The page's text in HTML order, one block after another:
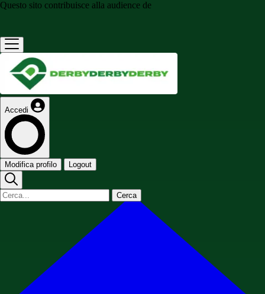
Questo sito contribuisce alla audience de
Accedi
Modifica profilo Logout
Cerca